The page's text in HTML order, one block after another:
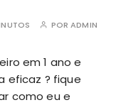
PORADMIN
em 1 ano e
eficaz ? fique
como eu e